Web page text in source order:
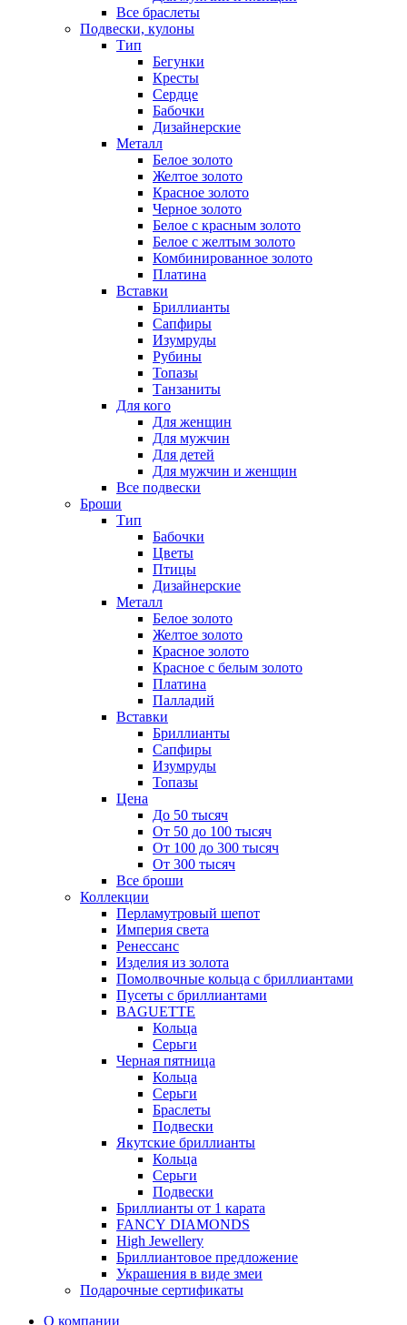
Все браслеты
Подвески, кулоны
Тип
Бегунки
Кресты
Сердце
Бабочки
Дизайнерские
Металл
Белое золото
Желтое золото
Красное золото
Черное золото
Белое с красным золото
Белое с желтым золото
Комбинированное золото
Платина
Вставки
Бриллианты
Сапфиры
Изумруды
Рубины
Топазы
Танзаниты
Для кого
Для женщин
Для мужчин
Для детей
Для мужчин и женщин
Все подвески
Броши
Тип
Бабочки
Цветы
Птицы
Дизайнерские
Металл
Белое золото
Желтое золото
Красное золото
Красное с белым золото
Платина
Палладий
Вставки
Бриллианты
Сапфиры
Изумруды
Топазы
Цена
До 50 тысяч
От 50 до 100 тысяч
От 100 до 300 тысяч
От 300 тысяч
Все броши
Коллекции
Перламутровый шепот
Империя света
Ренессанс
Изделия из золота
Помолвочные кольца с бриллиантами
Пусеты с бриллиантами
BAGUETTE
Кольца
Серьги
Черная пятница
Кольца
Серьги
Браслеты
Подвески
Якутские бриллианты
Кольца
Серьги
Подвески
Бриллианты от 1 карата
FANCY DIAMONDS
High Jewellery
Бриллиантовое предложение
Украшения в виде змеи
Подарочные сертификаты
О компании